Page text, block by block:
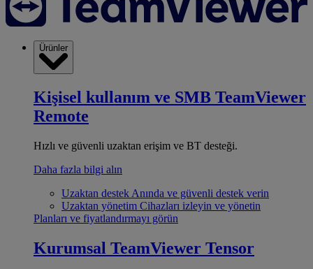
Ürünler
Kişisel kullanım ve SMB TeamViewer
Remote
Hızlı ve güvenli uzaktan erişim ve BT desteği.
Daha fazla bilgi alın
Uzaktan destek Anında ve güvenli destek verin
Uzaktan yönetim Cihazları izleyin ve yönetin
Planları ve fiyatlandırmayı görün
Kurumsal TeamViewer Tensor